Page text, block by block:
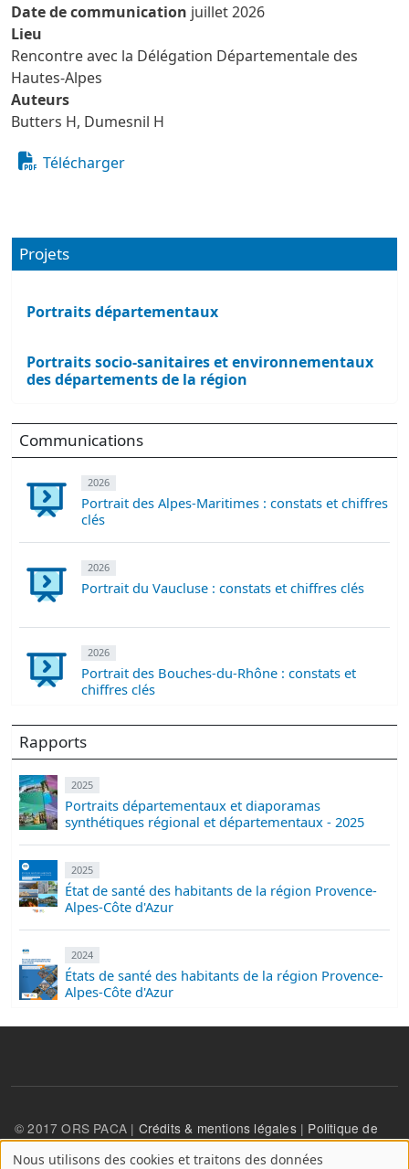
Date de communication juillet 2026
Lieu
Rencontre avec la Délégation Départementale des
Hautes-Alpes
Auteurs
Butters H, Dumesnil H
Télécharger
Projets
Portraits départementaux
Portraits socio-sanitaires et environnementaux
des départements de la région
Communications
2026
Portrait des Alpes-Maritimes : constats et chiffres
clés
2026
Portrait du Vaucluse : constats et chiffres clés
2026
Portrait des Bouches-du-Rhône : constats et
chiffres clés
Rapports
2025
Portraits départementaux et diaporamas
synthétiques régional et départementaux - 2025
2025
État de santé des habitants de la région Provence-
Alpes-Côte d'Azur
2024
États de santé des habitants de la région Provence-
Alpes-Côte d'Azur
© 2017 ORS PACA | Crédits & mentions légales| Politique de
confidentialité
Nous utilisons des cookies et traitons des données